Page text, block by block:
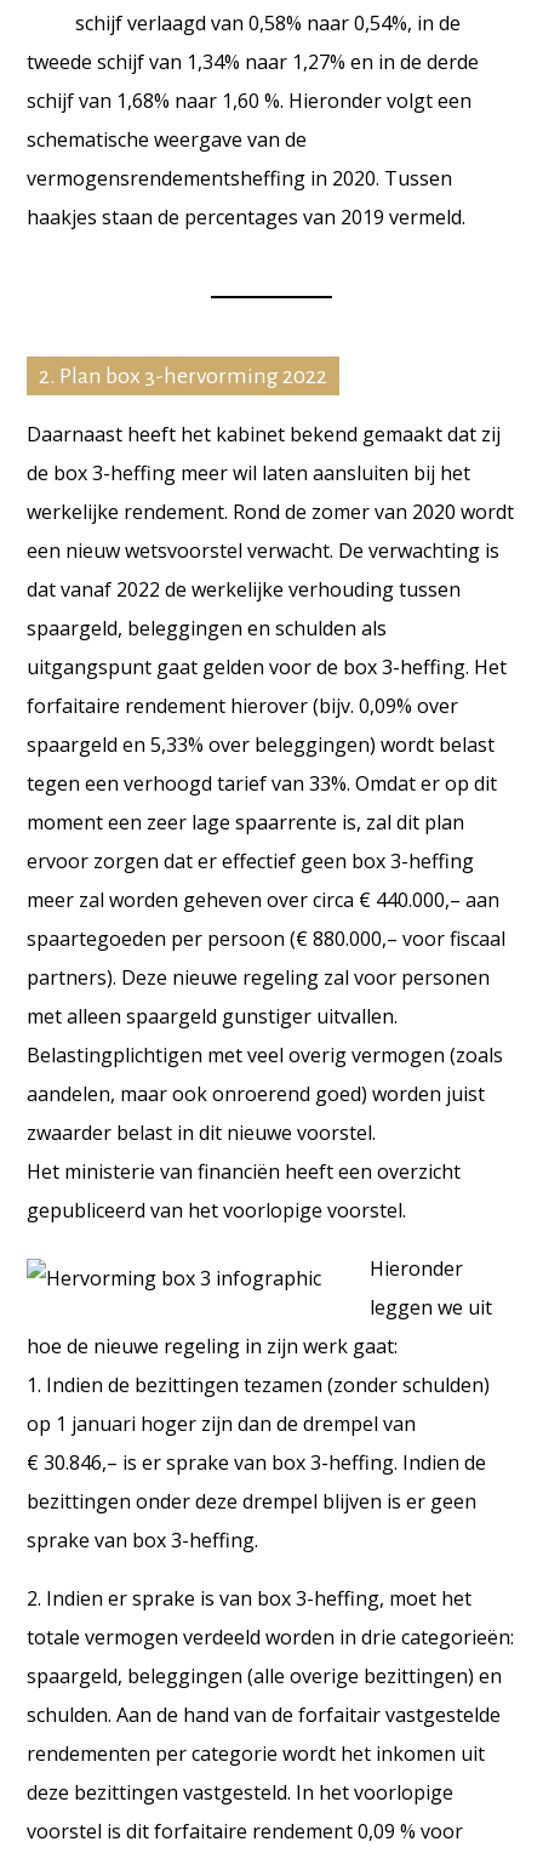
schijf verlaagd van 0,58% naar 0,54%, in de
tweede schijf van 1,34% naar 1,27% en in de derde
schijf van 1,68% naar 1,60 %. Hieronder volgt een
schematische weergave van de
vermogensrendementsheffing in 2020. Tussen
haakjes staan de percentages van 2019 vermeld.
2. Plan box 3-hervorming 2022
Daarnaast heeft het kabinet bekend gemaakt dat zij
de box 3-heffing meer wil laten aansluiten bij het
werkelijke rendement. Rond de zomer van 2020 wordt
een nieuw wetsvoorstel verwacht. De verwachting is
dat vanaf 2022 de werkelijke verhouding tussen
spaargeld, beleggingen en schulden als
uitgangspunt gaat gelden voor de box 3-heffing. Het
forfaitaire rendement hierover (bijv. 0,09% over
spaargeld en 5,33% over beleggingen) wordt belast
tegen een verhoogd tarief van 33%. Omdat er op dit
moment een zeer lage spaarrente is, zal dit plan
ervoor zorgen dat er effectief geen box 3-heffing
meer zal worden geheven over circa € 440.000,– aan
spaartegoeden per persoon (€ 880.000,– voor fiscaal
partners). Deze nieuwe regeling zal voor personen
met alleen spaargeld gunstiger uitvallen.
Belastingplichtigen met veel overig vermogen (zoals
aandelen, maar ook onroerend goed) worden juist
zwaarder belast in dit nieuwe voorstel.
Het ministerie van financiën heeft een overzicht
gepubliceerd van het voorlopige voorstel.
Hieronder
leggen we uit
hoe de nieuwe regeling in zijn werk gaat:
1. Indien de bezittingen tezamen (zonder schulden)
op 1 januari hoger zijn dan de drempel van
€ 30.846,– is er sprake van box 3-heffing. Indien de
bezittingen onder deze drempel blijven is er geen
sprake van box 3-heffing.
2. Indien er sprake is van box 3-heffing, moet het
totale vermogen verdeeld worden in drie categorieën:
spaargeld, beleggingen (alle overige bezittingen) en
schulden. Aan de hand van de forfaitair vastgestelde
rendementen per categorie wordt het inkomen uit
deze bezittingen vastgesteld. In het voorlopige
voorstel is dit forfaitaire rendement 0,09 % voor